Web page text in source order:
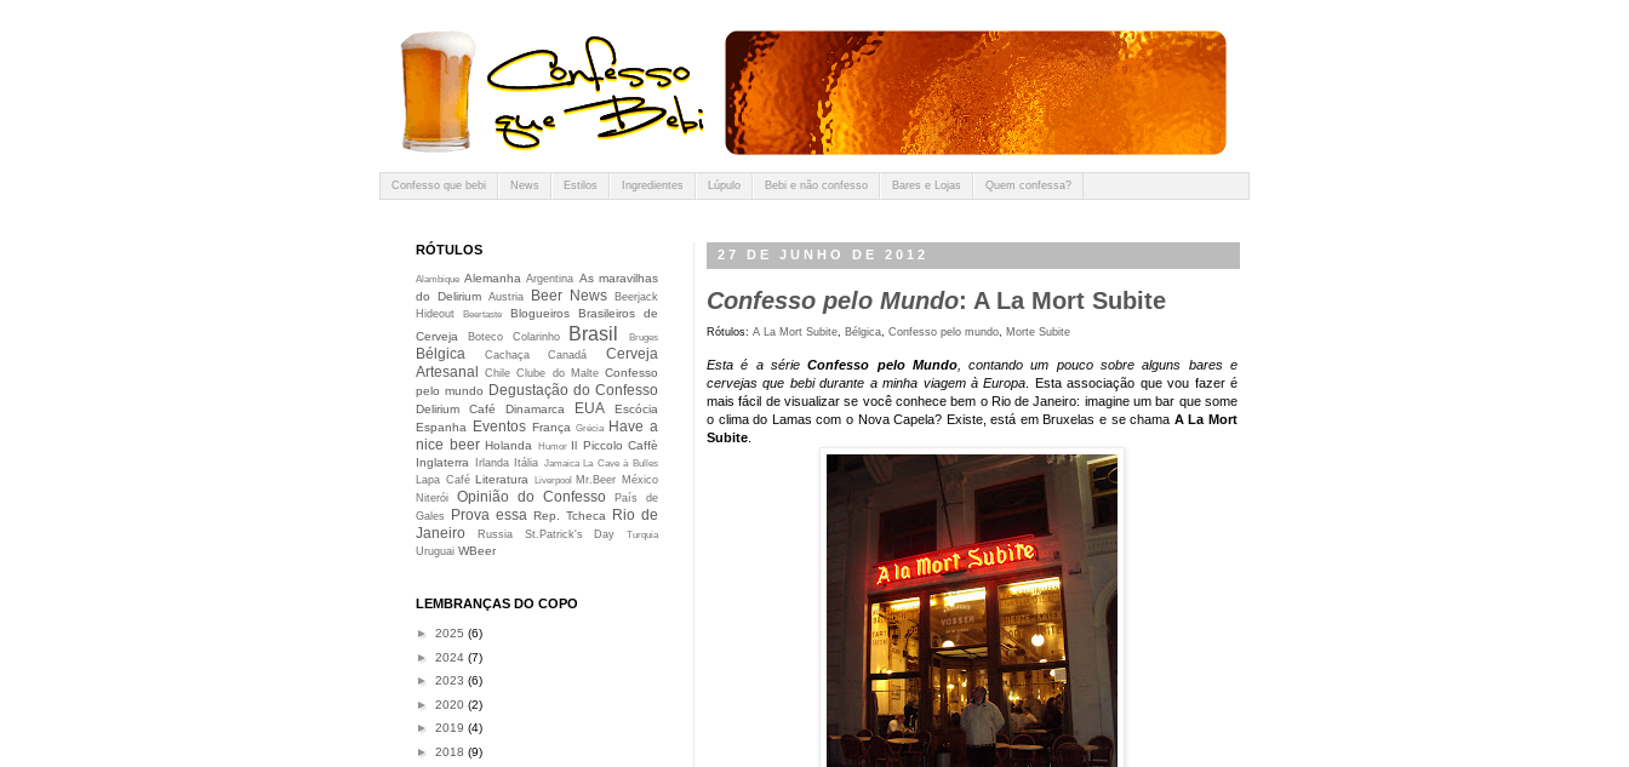
Confesso que bebi News Estilos Ingredientes Lúpulo Bebi e não confesso Bares e Lojas Quem confessa?
27 DE JUNHO DE 2012
Confesso pelo Mundo: A La Mort Subite
Rótulos: A La Mort Subite Bélgica Confesso pelo mundo Morte Subite
Esta é a sérieConfesso pelo Mundo, contando um pouco sobre alguns bares e
cervejas que bebi durante a minha viagem à Europa . Esta associação que vou fazer é
mais fácil de visualizar se você conhece bem o Rio de Janeiro: imagine um bar que some
o clima do Lamas com o Nova Capela? Existe, está em Bruxelas e se chama A La Mort
Subite
RÓTULOS
Alambique Alemanha Argentina As maravilhas
do Delirium Austria Beer News
Beerjack
Hideout
Beertaste
Blogueiros Brasileiros de
Cerveja
Boteco Colarinho Brasil Bruges
Bélgica Cachaça Canadá
Cerveja
Artesanal
Chile Clube do Malte Confesso
pelo mundo Degustação do Confesso
Delirium Café Dinamarca EUA
Escócia
Espanha
Eventos França Grécia Have a
nice beer Holanda Humor Il Piccolo Caffè
Inglaterra
Irlanda Itália Jamaica La Cave à Bulles
Lapa Café Literatura Liverpool Mr.Beer México
Niterói
Opinião do Confesso
País de
Gales
Prova essa Rep. Tcheca
Rio de
Janeiro
Russia St.Patrick's Day Turquia
Uruguai WBeer
LEMBRANÇAS DO COPO
► 2025 (6)
► 2024 (7)
► 2023 (6)
► 2020 (2)
► 2019 (4)
► 2018 (9)